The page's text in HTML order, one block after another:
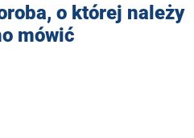
o której należy
mówić